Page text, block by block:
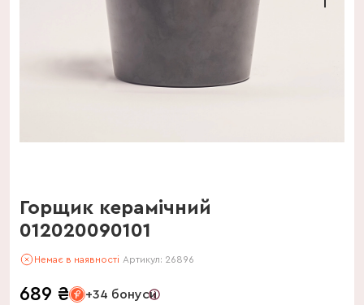
Горщик керамічний
012020090101
Немає в наявності Артикул: 26896
689 ₴ +34 бонуси